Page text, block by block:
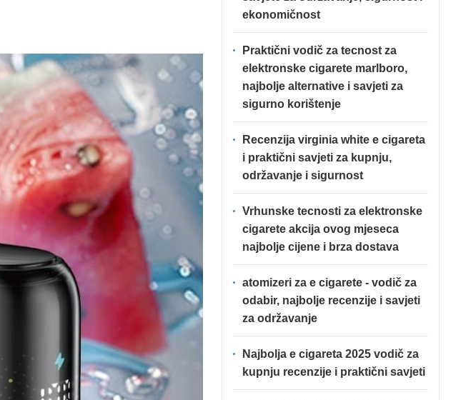
ekonomičnost
Praktični vodič za tecnost za
elektronske cigarete marlboro,
najbolje alternative i savjeti za
sigurno korištenje
Recenzija virginia white e cigareta
i praktični savjeti za kupnju,
održavanje i sigurnost
Vrhunske tecnosti za elektronske
cigarete akcija ovog mjeseca
najbolje cijene i brza dostava
atomizeri za e cigarete - vodič za
odabir, najbolje recenzije i savjeti
za održavanje
Najbolja e cigareta 2025 vodič za
kupnju recenzije i praktični savjeti